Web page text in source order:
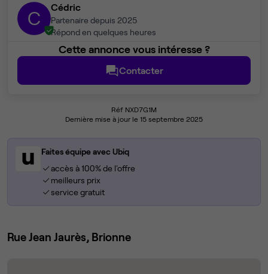
C Cédric
Partenaire depuis 2025
Répond en quelques heures
Cette annonce vous intéresse ?
Contacter
Réf NXD7G1M
Dernière mise à jour le 15 septembre 2025
Faites équipe avec Ubiq
accès à 100% de l'offre
meilleurs prix
service gratuit
Rue Jean Jaurès, Brionne